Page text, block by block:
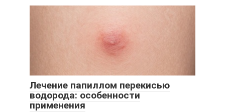
Лечение папиллом перекисью
водорода: особенности
применения